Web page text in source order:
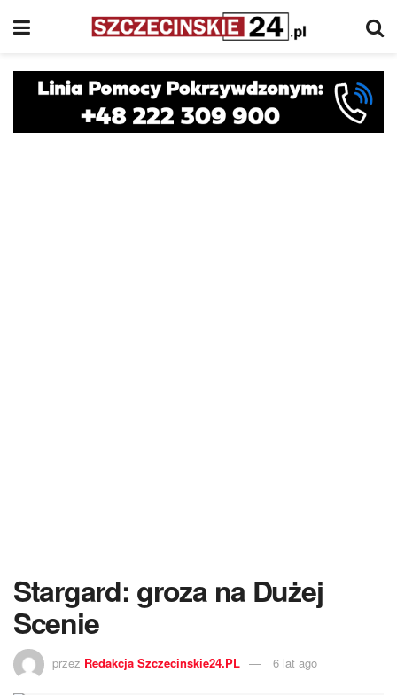
Stargard: groza na Dużej
Scenie
przez Redakcja Szczecinskie24.PL 6 lat ago